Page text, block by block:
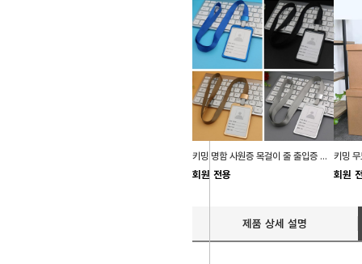
키밍 명함 사원증 목걸이 줄 출입증 케이스 카드 홀더
회원 전용 회원
제품 상세 설명